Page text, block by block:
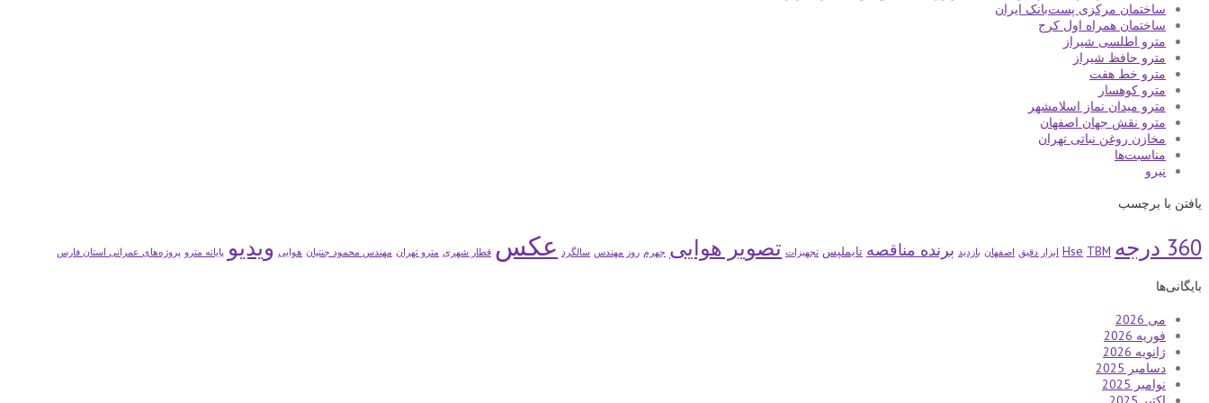
ساختمان مرکزی پست‌بانک ایران
ساختمان همراه اول کرج
مترو اطلسی شیراز
مترو حافظ شیراز
مترو خط هفت
مترو کوهسار
مترو میدان نماز اسلامشهر
مترو نقش جهان اصفهان
مخازن روغن نباتی تهران
مناسبت‌ها
نیرو
یافتن با برچسب
360 درجه Hse TBM ابزار دقیق اصفهان بازدید برنده مناقصه تایملپس تجهیزات تصویر هوایی جهرم روز مهندس سالگرد عکس قطار شهری مترو تهران مهندس محمود جنتیان هوایی ویدیو پایانه مترو پروژه‌های عمرانی استان فارس
بایگانی‌ها
می 2026
فوریه 2026
ژانویه 2026
دسامبر 2025
نوامبر 2025